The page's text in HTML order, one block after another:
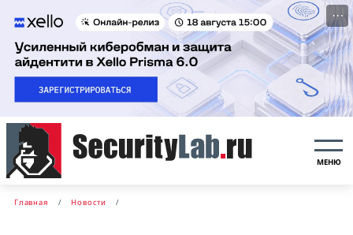
···
МЕНЮ
Главная Новости